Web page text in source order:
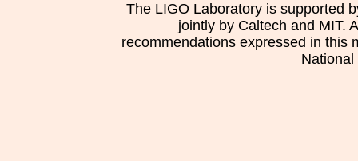
The LIGO Laboratory is supported
jointly by Caltech and MIT.
recommendations expressed in this